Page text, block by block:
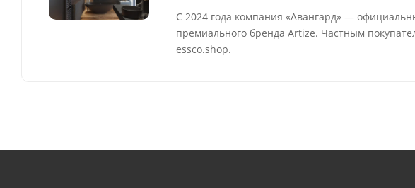
С 2024 года компания «Авангард» —
премиального бренда Artize. Частным
essco.shop.